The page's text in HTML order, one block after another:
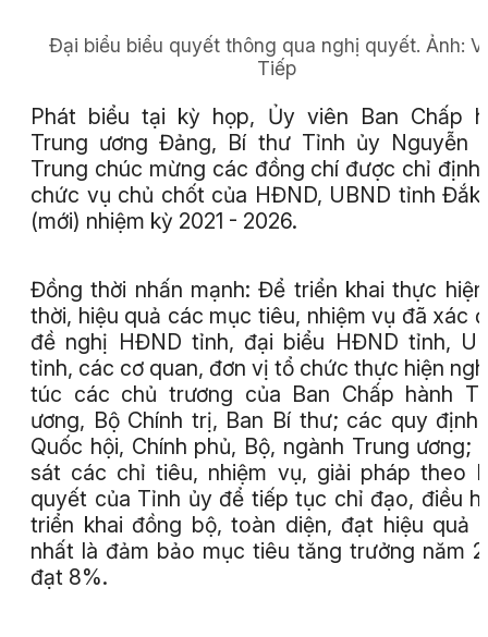
Đại biểu biểu quyết thông qua nghị quyết. Ảnh:
Tiếp
Phát biểu tại kỳ họp, Ủy viên Ban Chấp
Trung ương Đảng, Bí thư Tỉnh ủy Nguyễn
Trung chúc mừng các đồng chí được chỉ định
chức vụ chủ chốt của HĐND, UBND tỉnh Đắk
(mới) nhiệm kỳ 2021 - 2026.
Đồng thời nhấn mạnh: Để triển khai thực
thời, hiệu quả các mục tiêu, nhiệm vụ đã xác
đề nghị HĐND tỉnh, đại biểu HĐND tỉnh,
tỉnh, các cơ quan, đơn vị tổ chức thực hiện
túc các chủ trương của Ban Chấp hành
ương, Bộ Chính trị, Ban Bí thư; các quy định
Quốc hội, Chính phủ, Bộ, ngành Trung ương;
sát các chỉ tiêu, nhiệm vụ, giải pháp theo
quyết của Tỉnh ủy để tiếp tục chỉ đạo, điều
triển khai đồng bộ, toàn diện, đạt hiệu quả
nhất là đảm bảo mục tiêu tăng trưởng năm
đạt 8%.